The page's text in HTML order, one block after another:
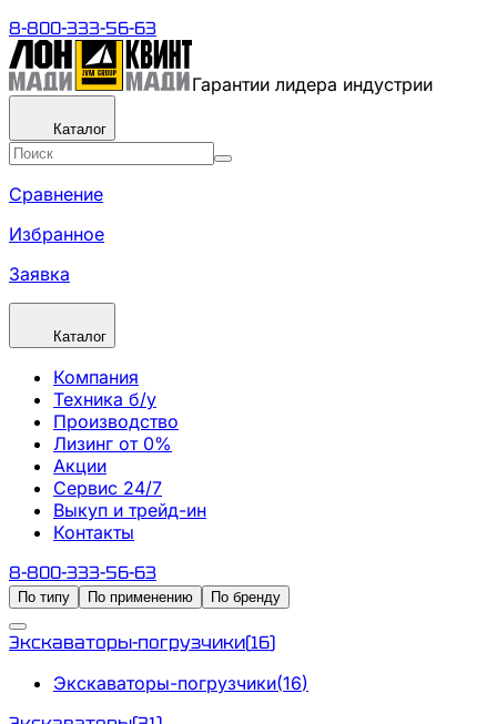
8-800-333-56-63
Гарантии лидера индустрии
Каталог
Сравнение
Избранное
Заявка
Каталог
Компания
Техника б/у
Производство
Лизинг от 0%
Акции
Сервис 24/7
Выкуп и трейд-ин
Контакты
8-800-333-56-63
По типу По применению По бренду
Экскаваторы-погрузчики(16)
Экскаваторы-погрузчики(16)